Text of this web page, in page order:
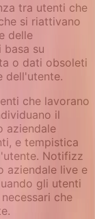
tra utenti che
si riattivano
delle
su
o dati obsoleti
dell'utente.
che lavorano
il
aziendale
e tempistica
Notifizz
aziendale live e
gli utenti
che